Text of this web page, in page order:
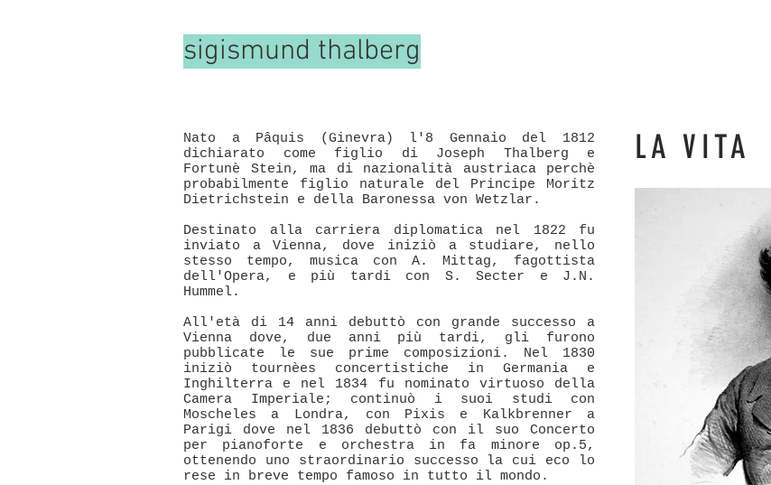
sigismund thalberg
Nato a Pâquis (Ginevra) l'8 Gennaio del 1812
dichiarato come figlio di Joseph Thalberg e
Fortunè Stein, ma di nazionalità austriaca perchè
probabilmente figlio naturale del Principe Moritz
Dietrichstein e della Baronessa von Wetzlar.
Destinato alla carriera diplomatica nel 1822 fu
inviato a Vienna, dove iniziò a studiare, nello
stesso tempo, musica con A. Mittag, fagottista
dell'Opera, e più tardi con S. Secter e J.N.
Hummel.
All'età di 14 anni debuttò con grande successo a
Vienna dove, due anni più tardi, gli furono
pubblicate le sue prime composizioni. Nel 1830
iniziò tournèes concertistiche in Germania e
Inghilterra e nel 1834 fu nominato virtuoso della
Camera Imperiale; continuò i suoi studi con
Moscheles a Londra, con Pixis e Kalkbrenner a
Parigi dove nel 1836 debuttò con il suo Concerto
per pianoforte e orchestra in fa minore op.5,
ottenendo uno straordinario successo la cui eco lo
rese in breve tempo famoso in tutto il mondo.
LA VITA